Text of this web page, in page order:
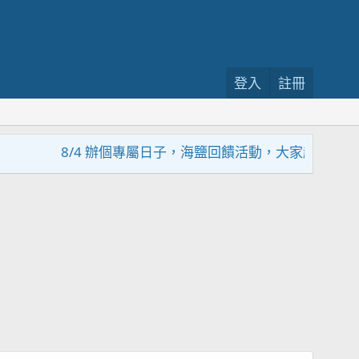
登入 註冊
8/4 辦個專屬日子，海鹽回饋活動，大家趕緊來參加